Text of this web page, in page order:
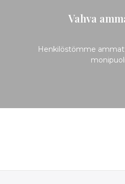
Vahva
Henkilöstömme